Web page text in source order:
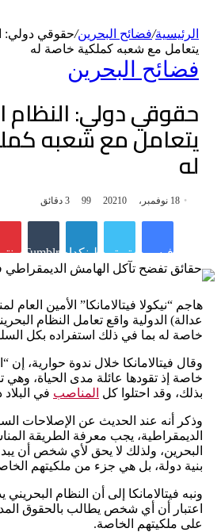
الرئيسية/فضائح البحرين/حقوقي دولي:
يتعامل مع شعبه كملكية خاصة له
فضائح البحرين
حقوقي دولي: النظام
يتعامل مع شعبه
له
18 نوفمبر، 2021 0 3 دقائق
فيسبوكتويتر لينكدإن Tumblr
هاجم “نيكولا فيتالامانكا” الأمين
عدالة) الدولية واقع تعامل النظام
خاصة له بما في ذلك استفراده بكل
وقال فيتالامانكا خلال ندوة حوارية، إن
خاصة إذ تقودها عائلة مدى الحياة، وهي
بذلك، وقد احتلوا كل المناصب في
وذكر أنه عند الحديث عن الإصلاحات
الديمقراطية، يجب معرفة الطريقة
البحرين، ولذلك لا يحق لأي شخص أن
بنية دولة، بل هي جزء من ملكيتهم
ونبه فيتالامانكا إلى أن النظام
اعتبار أن أي شخص يطالب بالحقوق
على ملكيتهم الخاصة.